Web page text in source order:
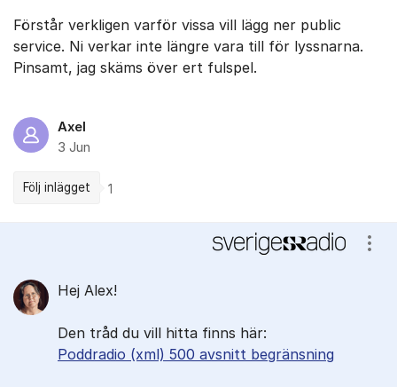
Förstår verkligen varför vissa vill lägg ner public
service. Ni verkar inte längre vara till för lyssnarna.
Pinsamt, jag skäms över ert fulspel.
Axel
3 Jun
Följ inlägget 1
Hej Alex!
Den tråd du vill hitta finns här:
Poddradio (xml) 500 avsnitt begränsning